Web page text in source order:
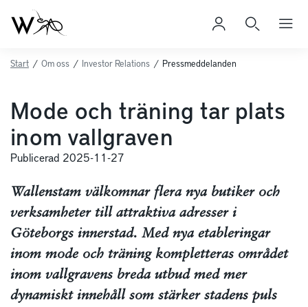
Start / Om oss / Investor Relations / Pressmeddelanden
Mode och träning tar plats
inom vallgraven
Publicerad 2025-11-27
Wallenstam välkomnar flera nya butiker och
verksamheter till attraktiva adresser i
Göteborgs innerstad. Med nya etableringar
inom mode och träning kompletteras området
inom vallgravens breda utbud med mer
dynamiskt innehåll som stärker stadens puls